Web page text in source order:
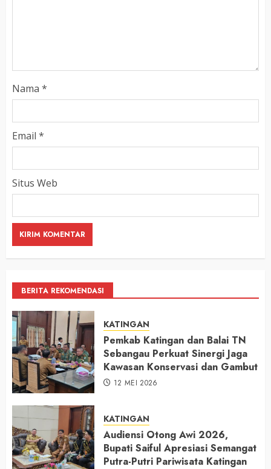
Nama *
Email *
Situs Web
BERITA REKOMENDASI
KATINGAN
Pemkab Katingan dan Balai TN
Sebangau Perkuat Sinergi Jaga
Kawasan Konservasi dan Gambut
12 MEI 2026
KATINGAN
Audiensi Otong Awi 2026,
Bupati Saiful Apresiasi Semangat
Putra-Putri Pariwisata Katingan